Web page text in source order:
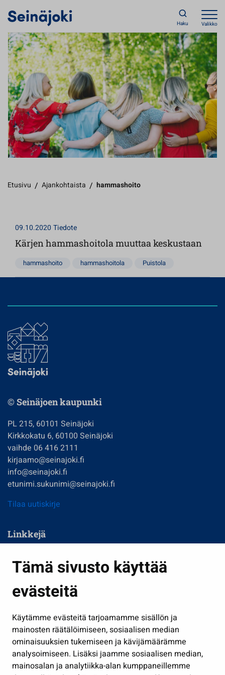
Tämä sivusto käyttää
evästeitä
Käytämme evästeitä tarjoamamme sisällön ja
mainosten räätälöimiseen, sosiaalisen median
ominaisuuksien tukemiseen ja kävijämäärämme
analysoimiseen. Lisäksi jaamme sosiaalisen median,
mainosalan ja analytiikka-alan kumppaneillemme
Haku Valikko
Etusivu / Ajankohtaista / hammashoito
09.10.2020 Tiedote
Kärjen hammashoitola muuttaa keskustaan
hammashoito hammashoitola Puistola
© Seinäjoen kaupunki
PL 215, 60101 Seinäjoki
Kirkkokatu 6, 60100 Seinäjoki
vaihde 06 416 2111
kirjaamo@seinajoki.fi
info@seinajoki.fi
etunimi.sukunimi@seinajoki.fi
Tilaa uutiskirje
Linkkejä
Kasvatus ja opetus
Kulttuuri ja liikunta
Työ ja yrittäminen
Osallistu ja asioi
Näytä omat evästeasetukseni